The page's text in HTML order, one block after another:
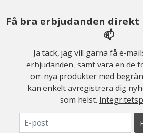
Få bra erbjudanden
📫
Ja tack, jag vill gärna få e-
erbjudanden, samt vara en de
om nya produkter med
kan enkelt avregistrera dig
som helst.